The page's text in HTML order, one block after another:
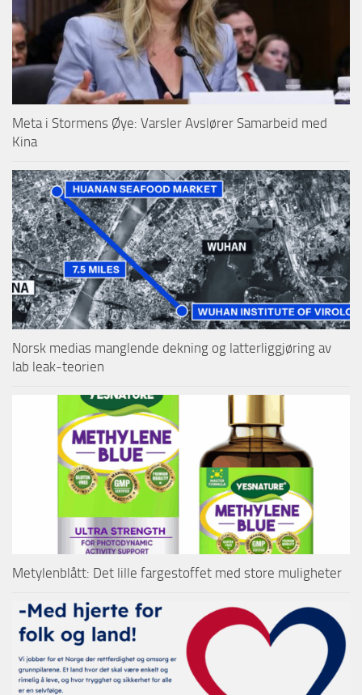
Meta i Stormens Øye: Varsler Avslører Samarbeid med
Kina
Norsk medias manglende dekning og latterliggjøring av
lab leak-teorien
Metylenblått: Det lille fargestoffet med store muligheter